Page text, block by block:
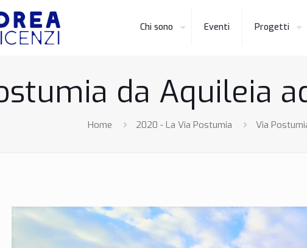
Chi sono Eventi Progetti
da Aquileia
Home 2020 - La Via Postumia Via